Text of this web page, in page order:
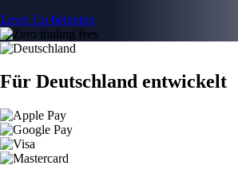
Level Up beitreten
Für Deutschland entwickelt